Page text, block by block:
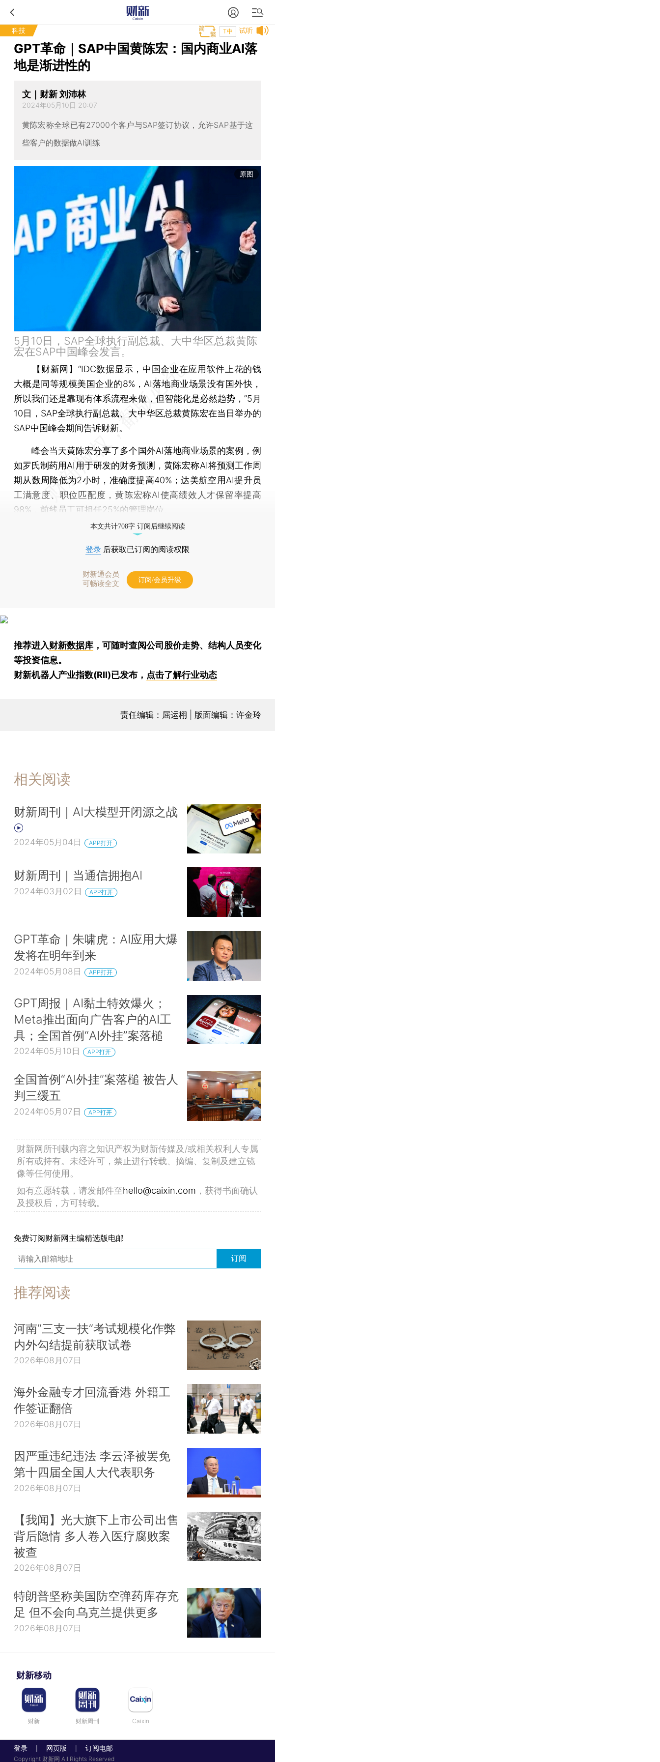
科技 试听
T中
GPT革命｜SAP中国黄陈宏：国内商业AI落
地是渐进性的
文｜财新 刘沛林
2024年05月10日 20:07
黄陈宏称全球已有27000个客户与SAP签订协议，允许SAP基于这
些客户的数据做AI训练
原图
5月10日，SAP全球执行副总裁、大中华区总裁黄陈
宏在SAP中国峰会发言。
【财新网】 “IDC数据显示，中国企业在应用软件上花的钱
大概是同等规模美国企业的8%，AI落地商业场景没有国外快，
所以我们还是靠现有体系流程来做，但智能化是必然趋势，”5月
10日，SAP全球执行副总裁、大中华区总裁黄陈宏在当日举办的
SAP中国峰会期间告诉财新。
峰会当天黄陈宏分享了多个国外AI落地商业场景的案例，例
如罗氏制药用AI用于研发的财务预测，黄陈宏称AI将预测工作周
期从数周降低为2小时，准确度提高40%；达美航空用AI提升员
工满意度、职位匹配度，黄陈宏称AI使高绩效人才保留率提高
98%，前线员工可担任25%的管理岗位。
本文共计708字 订阅后继续阅读
登录 后获取已订阅的阅读权限
财新通会员
可畅读全文
订阅/会员升级
推荐进入财新数据库 ，可随时查阅公司股价走势、结构人员变化
等投资信息。
财新机器人产业指数(RII)已发布， 点击了解行业动态
责任编辑：屈运栩 | 版面编辑：许金玲
相关阅读
财新周刊｜AI大模型开闭源之战
2024年05月04日 APP打开
财新周刊｜当通信拥抱AI
2024年03月02日 APP打开
GPT革命｜朱啸虎：AI应用大爆
发将在明年到来
2024年05月08日 APP打开
GPT周报｜AI黏土特效爆火；
Meta推出面向广告客户的AI工
具；全国首例“AI外挂”案落槌
2024年05月10日 APP打开
全国首例“AI外挂”案落槌 被告人
判三缓五
2024年05月07日 APP打开
财新网所刊载内容之知识产权为财新传媒及/或相关权利人专属
所有或持有。未经许可，禁止进行转载、摘编、复制及建立镜
像等任何使用。
如有意愿转载，请发邮件至hello@caixin.com ，获得书面确认
及授权后，方可转载。
免费订阅财新网主编精选版电邮
订阅
推荐阅读
河南“三支一扶”考试规模化作弊
内外勾结提前获取试卷
2026年08月07日
海外金融专才回流香港 外籍工
作签证翻倍
2026年08月07日
因严重违纪违法 李云泽被罢免
第十四届全国人大代表职务
2026年08月07日
【我闻】光大旗下上市公司出售
背后隐情 多人卷入医疗腐败案
被查
2026年08月07日
特朗普坚称美国防空弹药库存充
足 但不会向乌克兰提供更多
2026年08月07日
财新移动
财新 财新周刊 Caixin
登录 网页版 订阅电邮
Copyright 财新网 All Rights Reserved